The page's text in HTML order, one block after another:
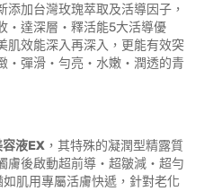
加台灣玫瑰萃取及活導因子，
‧達深層‧釋活能5大活導優
效能深入再深入，更能有效突
‧彈滑‧勻亮‧水嫩‧潤透的青
液EX ，其特殊的凝潤型精露質
膚後啟動超前導‧超皺減‧超勻
肌用專屬活膚快遞，針對老化